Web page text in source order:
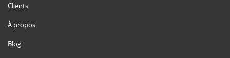
Clients
À propos
Blog